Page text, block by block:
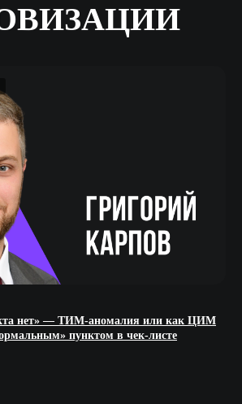
нет» — ТИМ-аномалия или как ЦИМ
пунктом в чек-листе